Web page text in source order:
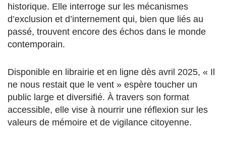
historique. Elle interroge sur les mécanismes
d’exclusion et d’internement qui, bien que liés au
passé, trouvent encore des échos dans le monde
contemporain​.
Disponible en librairie et en ligne dès avril 2025, « Il
ne nous restait que le vent » espère toucher un
public large et diversifié. À travers son format
accessible, elle vise à nourrir une réflexion sur les
valeurs de mémoire et de vigilance citoyenne.